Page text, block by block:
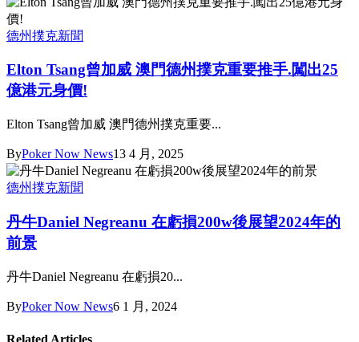
德州撲克新聞
Elton Tsang曾加威 澳門德州撲克重要推手.闖出25
億港元身價!
Elton Tsang曾加威 澳門德州撲克重要...
ByPoker Now News13 4 月, 2025
德州撲克新聞
丹牛Daniel Negreanu 在虧損200w後展望2024年的
前景
丹牛Daniel Negreanu 在虧損20...
ByPoker Now News6 1 月, 2024
Related Articles